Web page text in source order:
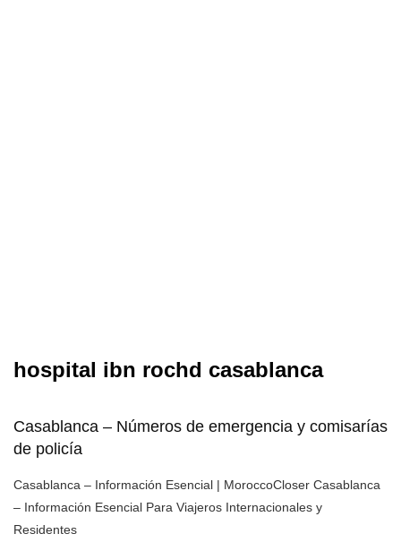
hospital ibn rochd casablanca
Casablanca – Números de emergencia y comisarías
de policía
Casablanca – Información Esencial | MoroccoCloser Casablanca
– Información Esencial Para Viajeros Internacionales y
Residentes